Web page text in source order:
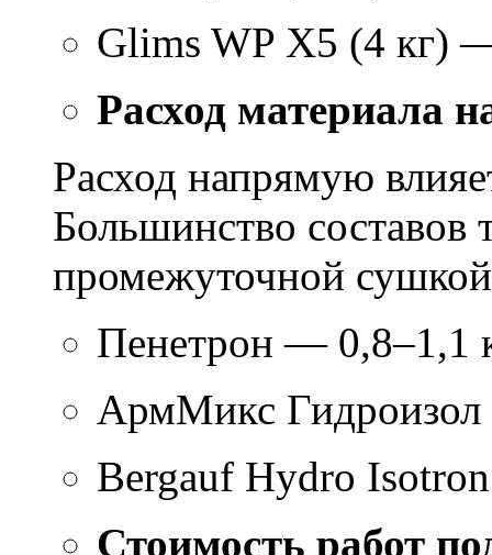
Glims WP X5 (4 кг)
Расход материала
Расход напрямую
Большинство составов
промежуточной
Пенетрон — 0,8–1,1
АрмМикс
Bergauf Hydro
Стоимость работ